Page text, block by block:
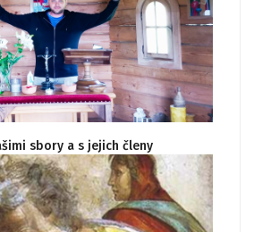
sbory a s jejich členy